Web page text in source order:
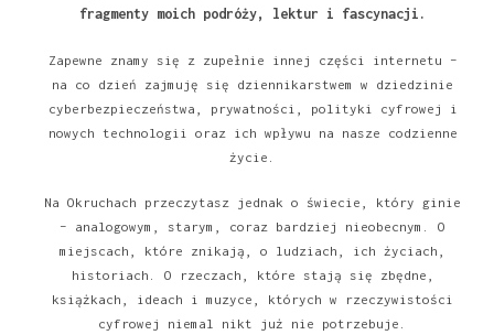
fragmenty moich podróży, lektur i fascynacji.
Zapewne znamy się z zupełnie innej części internetu –
na co dzień zajmuję się dziennikarstwem w dziedzinie
cyberbezpieczeństwa, prywatności, polityki cyfrowej i
nowych technologii oraz ich wpływu na nasze codzienne
życie.
Na Okruchach przeczytasz jednak o świecie, który ginie
– analogowym, starym, coraz bardziej nieobecnym. O
miejscach, które znikają, o ludziach, ich życiach,
historiach. O rzeczach, które stają się zbędne,
książkach, ideach i muzyce, których w rzeczywistości
cyfrowej niemal nikt już nie potrzebuje.